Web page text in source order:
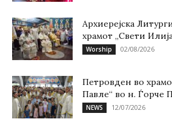
Архиерејска
храмот „Свети
Worship 02/08/2026
Петровден во
Павле“ во н. Ѓорче
NEWS 12/07/2026